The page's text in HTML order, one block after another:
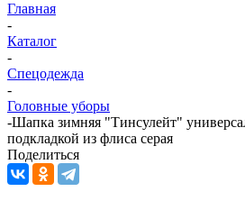
Главная
-
Каталог
-
Спецодежда
-
Головные уборы
-Шапка зимняя "Тинсулейт"
подкладкой из флиса серая
Поделиться